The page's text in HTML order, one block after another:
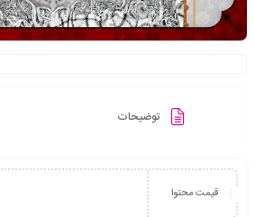
توضیحات
قیمت محتوا